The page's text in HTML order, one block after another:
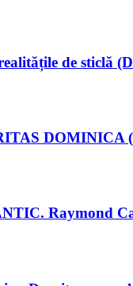
de sticlă
DOMINICA
Raymond